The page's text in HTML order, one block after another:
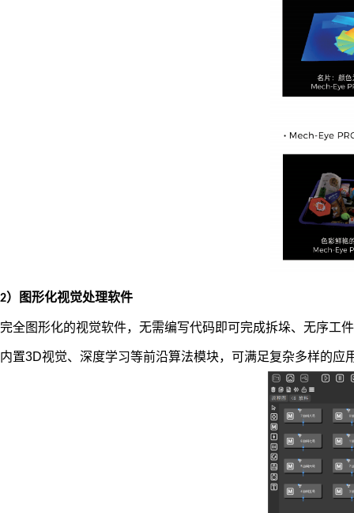
2） 图形化视觉处理软件
完全图形化的视觉软件， 无需编写代码即可完成拆垛、无序工
内置3D视觉、深度学习等前沿算法模块，可满足复杂多样的应